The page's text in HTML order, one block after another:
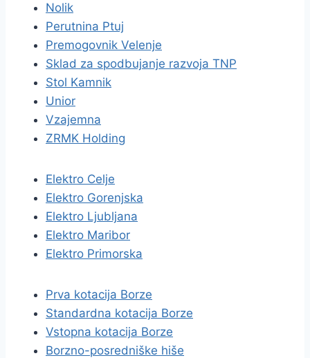
Nolik
Perutnina Ptuj
Premogovnik Velenje
Sklad za spodbujanje razvoja TNP
Stol Kamnik
Unior
Vzajemna
ZRMK Holding
Elektro Celje
Elektro Gorenjska
Elektro Ljubljana
Elektro Maribor
Elektro Primorska
Prva kotacija Borze
Standardna kotacija Borze
Vstopna kotacija Borze
Borzno-posredniške hiše